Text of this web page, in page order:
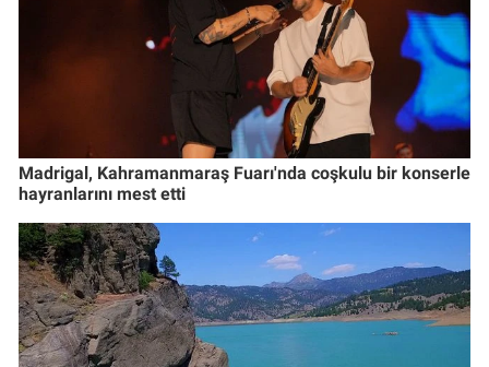
Madrigal, Kahramanmaraş Fuarı'nda coşkulu bir konserle
hayranlarını mest etti